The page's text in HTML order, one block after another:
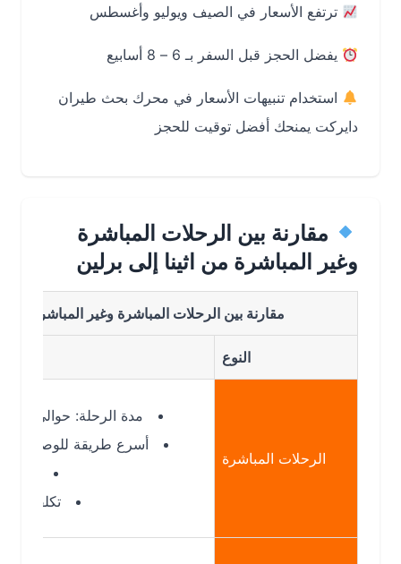
ترتفع الأسعار في الصيف ويوليو وأغسطس
يفضل الحجز قبل السفر بـ 6 – 8 أسابيع
استخدام تنبيهات الأسعار في محرك بحث طيران
دايركت يمنحك أفضل توقيت للحجز
مقارنة بين الرحلات المباشرة
وغير المباشرة من اثينا إلى برلين
مقارنة بين الرحلات المباشرة وغير المباشرة من اثينا
الرحلات المباشرة
مدة الرحلة: حوالي 2:45 ساعة
أسرع طريقة للوصول إلى
بدون
تكلفة أعلى